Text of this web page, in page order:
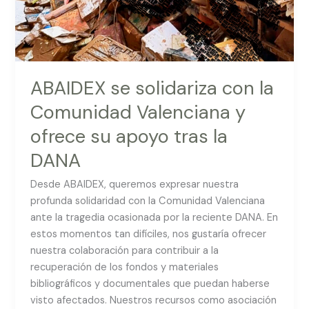
ABAIDEX se solidariza con la
Comunidad Valenciana y
ofrece su apoyo tras la
DANA
Desde ABAIDEX, queremos expresar nuestra
profunda solidaridad con la Comunidad Valenciana
ante la tragedia ocasionada por la reciente DANA. En
estos momentos tan difíciles, nos gustaría ofrecer
nuestra colaboración para contribuir a la
recuperación de los fondos y materiales
bibliográficos y documentales que puedan haberse
visto afectados. Nuestros recursos como asociación
ofrece
su
apoyo
tras
la
DANA